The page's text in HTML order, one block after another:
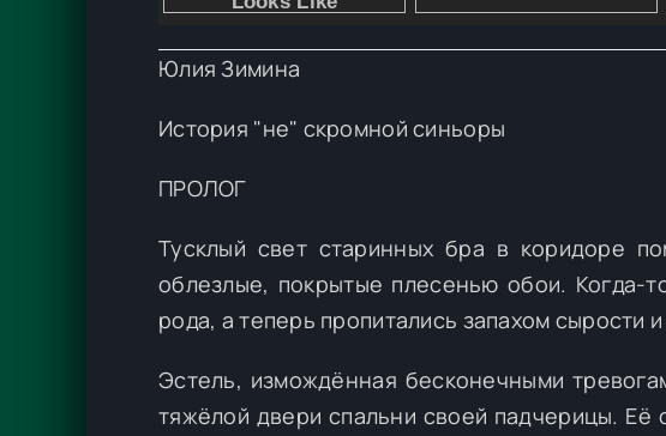
Юлия Зимина
История "не" скромной синьоры
ПРОЛОГ
Тусклый свет старинных бра в коридоре
облезлые, покрытые плесенью обои. Когда-
рода, а теперь пропитались запахом сырости
Эстель, измождённая бесконечными
тяжёлой двери спальни своей падчерицы. Её